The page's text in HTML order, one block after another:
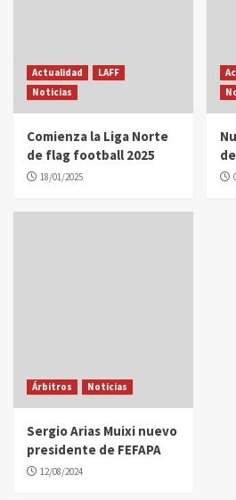
Actualidad
LAFF
Noticias
Comienza la Liga Norte
de flag football 2025
18/01/2025
Árbitros Noticias
Sergio Arias Muixi nuevo
presidente de FEFAPA
12/08/2024